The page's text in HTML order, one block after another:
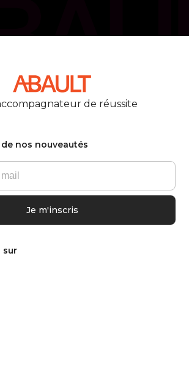
de réussite
nos nouveautés
sur